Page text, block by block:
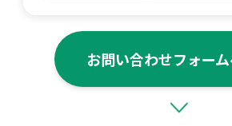
お問い合わせフォー